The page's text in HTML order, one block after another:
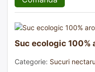
Suc ecologic 100%
Categorie: Sucuri